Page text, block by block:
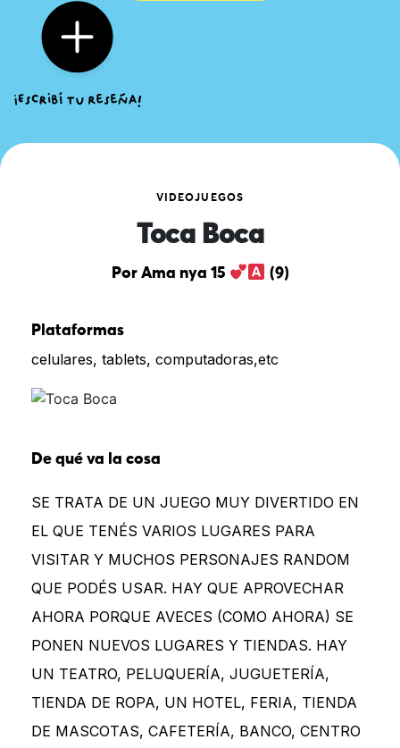
VIDEOJUEGOS
Toca Boca
Por Ama nya 15 (9)
Plataformas
celulares, tablets, computadoras,etc
De qué va la cosa
SE TRATA DE UN JUEGO MUY DIVERTIDO EN
EL QUE TENÉS VARIOS LUGARES PARA
VISITAR Y MUCHOS PERSONAJES RANDOM
QUE PODÉS USAR. HAY QUE APROVECHAR
AHORA PORQUE AVECES (COMO AHORA) SE
PONEN NUEVOS LUGARES Y TIENDAS. HAY
UN TEATRO, PELUQUERÍA, JUGUETERÍA,
TIENDA DE ROPA, UN HOTEL, FERIA, TIENDA
DE MASCOTAS, CAFETERÍA, BANCO, CENTRO